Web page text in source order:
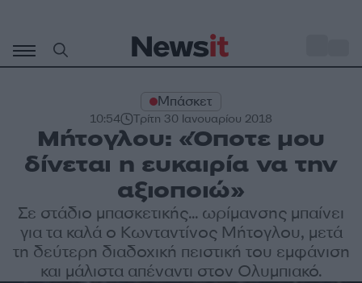
περιεχόμενο
Μπάσκετ
10:54 Τρίτη 30 Ιανουαρίου 2018
Μήτογλου: «Όποτε μου
δίνεται η ευκαιρία να την
αξιοποιώ»
Σε στάδιο μπασκετικής... ωρίμανσης μπαίνει
για τα καλά ο Κωνταντίνος Μήτογλου, μετά
τη δεύτερη διαδοχική πειστική του εμφάνιση
και μάλιστα απέναντι στον Ολυμπιακό.